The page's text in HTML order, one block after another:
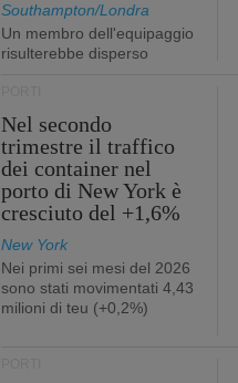
Southampton/Londra
Un membro dell'equipaggio
risulterebbe disperso
Nel secondo
trimestre il traffico
dei container nel
porto di New York è
cresciuto del +1,6%
New York
Nei primi sei mesi del 2026
sono stati movimentati 4,43
milioni di teu (+0,2%)